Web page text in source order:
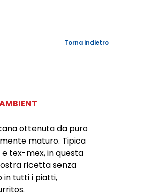
Torna indietro
ottenuta da puro
maturo. Tipica
tex-mex, in questa
ricetta senza
in tutti i piatti,